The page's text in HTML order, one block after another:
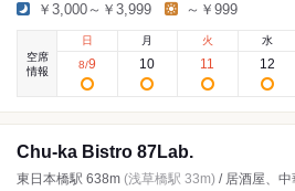
￥3,000～￥3,999 ～￥999
空席
情報
日
8/9
月
10
火
11
水
12
Chu-ka Bistro 87Lab.
東日本橋駅 638m (浅草橋駅 33m) / 居酒屋、